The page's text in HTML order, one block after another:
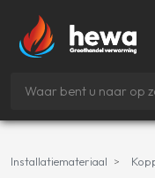
Installatiemateriaal